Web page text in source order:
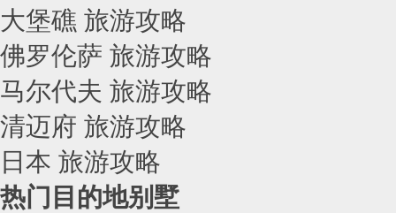
大堡礁 旅游攻略
佛罗伦萨 旅游攻略
马尔代夫 旅游攻略
清迈府 旅游攻略
日本 旅游攻略
热门目的地别墅